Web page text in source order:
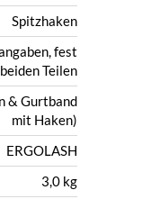
Spitzhaken
fest
Teilen
& Gurtband
mit Haken)
ERGOLASH
3,0 kg